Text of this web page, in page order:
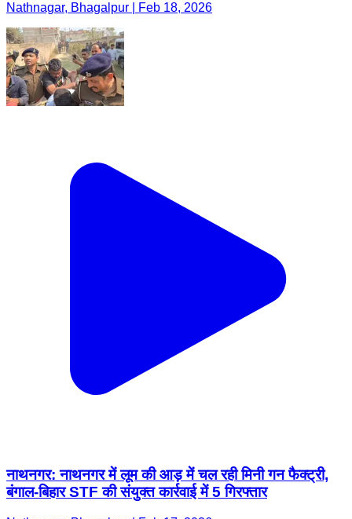
Nathnagar, Bhagalpur | Feb 18, 2026
नाथनगर: नाथनगर में लूम की आड़ में चल रही मिनी गन फैक्ट्री,
बंगाल-बिहार STF की संयुक्त कार्रवाई में 5 गिरफ्तार